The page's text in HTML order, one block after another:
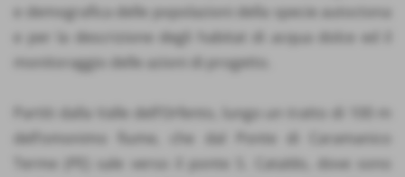
e demografica delle popolazioni della specie autoctona
e per la descrizione degli habitat di acqua dolce ed il
monitoraggio delle azioni di progetto.
Partiti dalla Valle dell’Orfento, lungo un tratto di 100 m
dell’omonimo fiume, che dal Ponte di Caramanico
Terme (PE) sale verso il ponte S. Cataldo, dove sono